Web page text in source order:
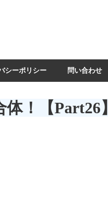
シーポリシー 問い合わせ
！【Part26】